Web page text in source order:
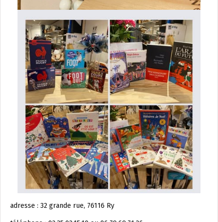
adresse : 32 grande rue, 76116 Ry